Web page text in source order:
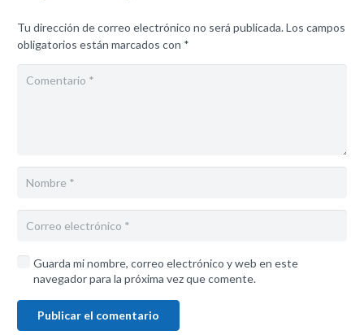
Tu dirección de correo electrónico no será publicada.Los campos
obligatorios están marcados con *
Guarda mi nombre, correo electrónico y web en este
navegador para la próxima vez que comente.
Publicar el comentario